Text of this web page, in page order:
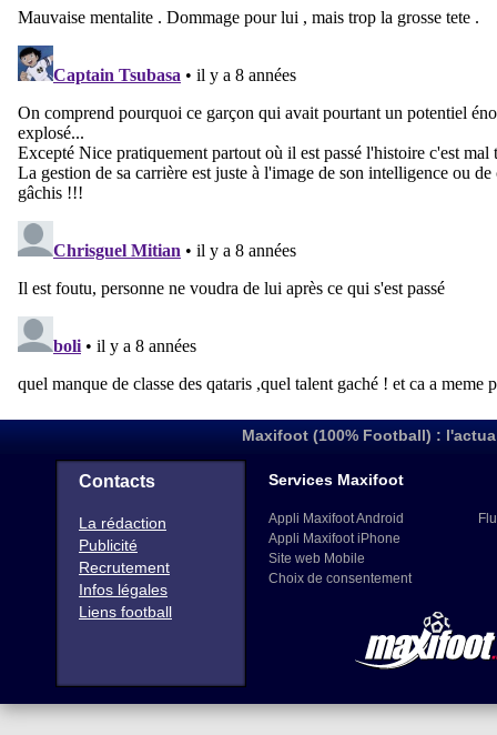
Maxifoot (100% Football) :
Contacts
La rédaction
Publicité
Recrutement
Infos légales
Liens football
Services Maxifoot
Appli Maxifoot Android
Appli Maxifoot iPhone
Site web Mobile
Choix de consentement